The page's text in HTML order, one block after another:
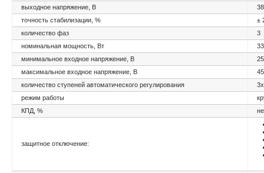
выходное напряжение, В
точность стабилизации, %
±
количество фаз
3
номинальная мощность, Вт
минимальное входное напряжение, В
максимальное входное напряжение, В
количество ступеней автоматического регулирования
режим работы
КПД, %
защитное отключение: